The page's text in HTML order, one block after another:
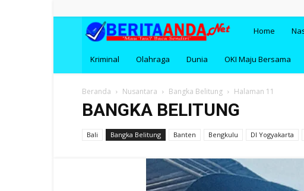
Home
Kriminal Olahraga Dunia OKI Maju Bersama
Beranda Nusantara Bangka Belitung Halaman 11
BANGKA BELITUNG
Bali Bangka Belitung Banten Bengkulu DI Yogyakarta